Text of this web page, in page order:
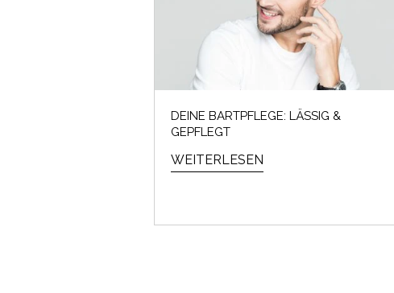
DEINE BARTPFLEGE: LÄSSIG &
GEPFLEGT
WEITERLESEN